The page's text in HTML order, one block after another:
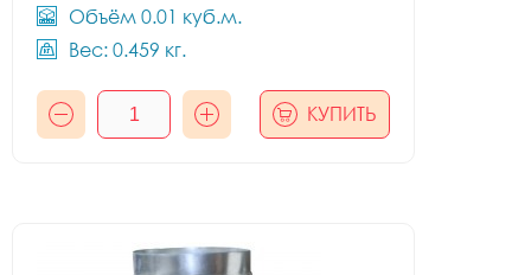
Объём 0.01 куб.м.
Вес: 0.459 кг.
КУПИТЬ